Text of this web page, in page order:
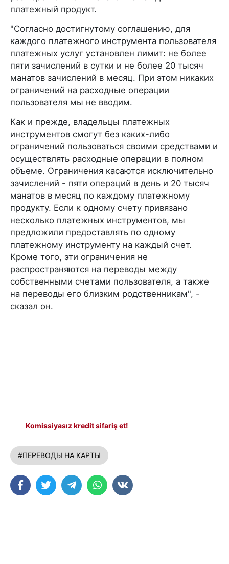
платежный продукт.
"Согласно достигнутому соглашению, для
каждого платежного инструмента пользователя
платежных услуг установлен лимит: не более
пяти зачислений в сутки и не более 20 тысяч
манатов зачислений в месяц. При этом никаких
ограничений на расходные операции
пользователя мы не вводим.
Как и прежде, владельцы платежных
инструментов смогут без каких-либо
ограничений пользоваться своими средствами и
осуществлять расходные операции в полном
объеме. Ограничения касаются исключительно
зачислений - пяти операций в день и 20 тысяч
манатов в месяц по каждому платежному
продукту. Если к одному счету привязано
несколько платежных инструментов, мы
предложили предоставлять по одному
платежному инструменту на каждый счет.
Кроме того, эти ограничения не
распространяются на переводы между
собственными счетами пользователя, а также
на переводы его близким родственникам", -
сказал он.
Komissiyasız kredit sifariş et!
#ПЕРЕВОДЫ НА КАРТЫ